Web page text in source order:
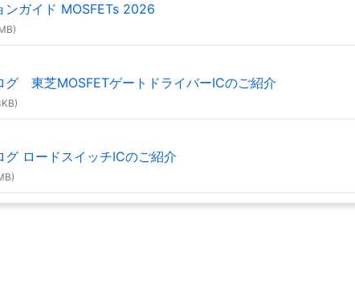
ンガイド MOSFETs 2026
グ 東芝MOSFETゲートドライバーICのご紹介
グ ロードスイッチICのご紹介